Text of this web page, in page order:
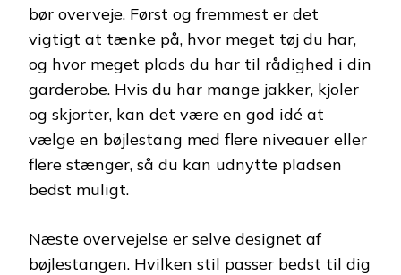
bør overveje. Først og fremmest er det
vigtigt at tænke på, hvor meget tøj du har,
og hvor meget plads du har til rådighed i din
garderobe. Hvis du har mange jakker, kjoler
og skjorter, kan det være en god idé at
vælge en bøjlestang med flere niveauer eller
flere stænger, så du kan udnytte pladsen
bedst muligt.
Næste overvejelse er selve designet af
bøjlestangen. Hvilken stil passer bedst til dig